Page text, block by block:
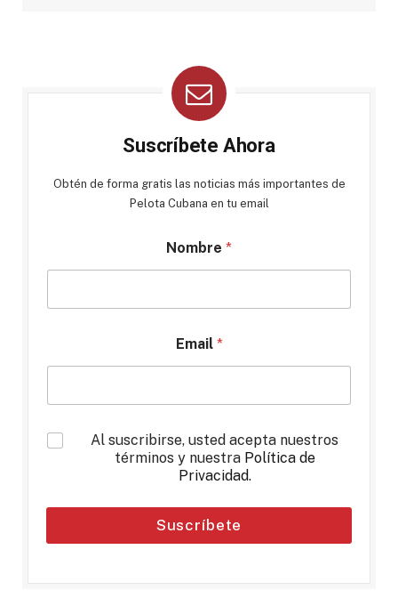
Suscríbete Ahora
Obtén de forma gratis las noticias más importantes de
Pelota Cubana en tu email
Nombre *
Email *
*
Al suscribirse, usted acepta nuestros
términos y nuestra Política de
Privacidad.
Suscríbete